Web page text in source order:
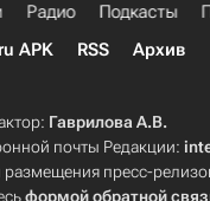
Радио Подкасты
APK RSS Архив
Гаврилова А.В.
почты Редакции:
пресс-
формой обратной